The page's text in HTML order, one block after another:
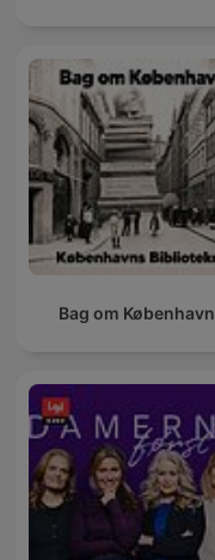
Bag om København